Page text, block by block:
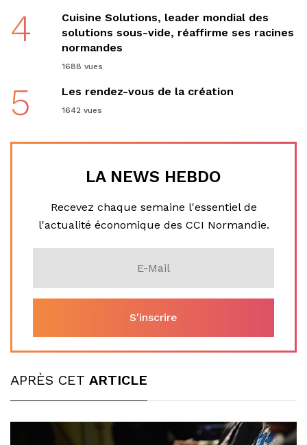
4
Cuisine Solutions, leader mondial des
solutions sous-vide, réaffirme ses racines
normandes
1688 vues
5 Les rendez-vous de la création
1642 vues
LA NEWS HEBDO
Recevez chaque semaine l'essentiel de
l'actualité économique des CCI Normandie.
APRÈS CET ARTICLE